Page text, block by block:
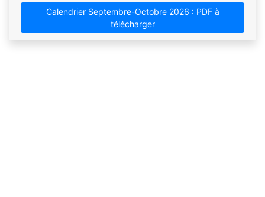
Calendrier Septembre-Octobre 2026 : PDF à
télécharger